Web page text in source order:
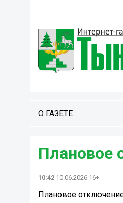
О ГАЗЕТЕ
Плановое
10:42 10.06.2026 16+
Плановое